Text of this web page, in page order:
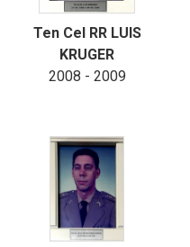
Ten Cel RR LUIS
KRUGER
2008 - 2009